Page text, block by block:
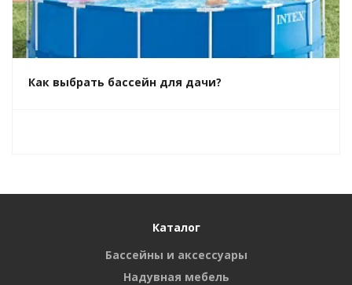
Как выбрать бассейн для дачи?
Каталог
Бассейны и аксессуары
Надувная мебель